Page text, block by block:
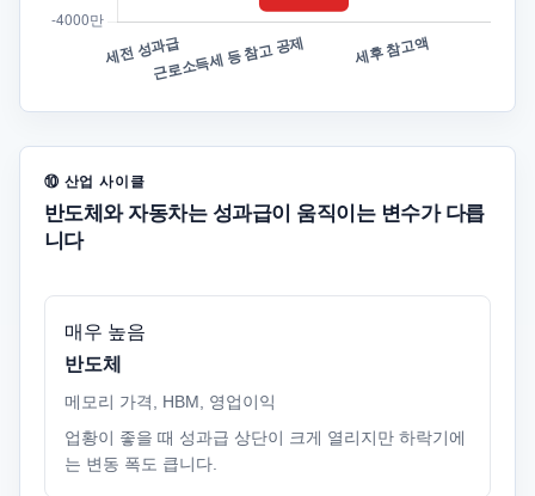
⑩ 산업 사이클
반도체와 자동차는 성과급이 움직이는 변수가 다릅
니다
매우 높음
반도체
메모리 가격, HBM, 영업이익
업황이 좋을 때 성과급 상단이 크게 열리지만 하락기에
는 변동 폭도 큽니다.